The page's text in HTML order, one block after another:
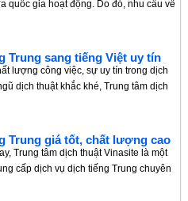
quốc gia hoạt động. Do đó, nhu cầu về
Trung sang tiếng Việt uy tín
lượng công việc, sự uy tín trong dịch
dịch thuật khắc khé, Trung tâm dịch
Trung giá tốt, chất lượng cao
Trung tâm dịch thuật Vinasite là một
cấp dịch vụ dịch tiếng Trung chuyên